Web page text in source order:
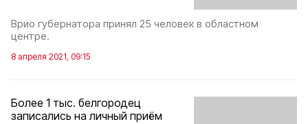
Врио губернатора принял 25 человек в областном
центре.
8 апреля 2021, 09:15
Более 1 тыс. белгородец
записались на личный приём